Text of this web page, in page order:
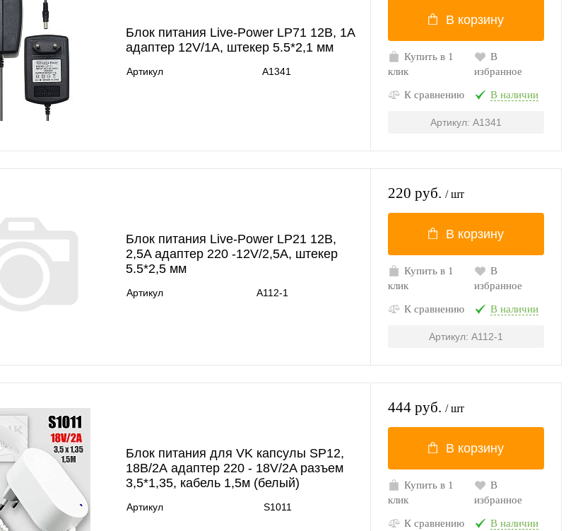
Блок питания Live-Power LP71 12В, 1A
адаптер 12V/1A, штекер 5.5*2,1 мм
Артикул A1341
В корзину
Купить в 1
клик
В
избранное
К сравнению В наличии
Артикул: A1341
Блок питания Live-Power LP21 12В,
2,5A адаптер 220 -12V/2,5A, штекер
5.5*2,5 мм
Артикул A112-1
220 руб. / шт
В корзину
Купить в 1
клик
В
избранное
К сравнению В наличии
Артикул: A112-1
Блок питания для VK капсулы SP12,
18В/2А адаптер 220 - 18V/2A разъем
3,5*1,35, кабель 1,5м (белый)
Артикул S1011
444 руб. / шт
В корзину
Купить в 1
клик
В
избранное
К сравнению В наличии